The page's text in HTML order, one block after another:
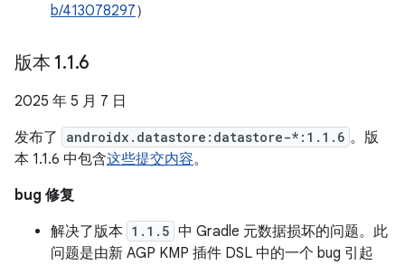
b/413078297）
版本 1.1.6
2025 年 5 月 7 日
发布了
androidx.datastore:datastore-*:1.1.6 。版
本 1.1.6 中包含这些提交内容。
bug 修复
解决了版本 1.1.5 中 Gradle 元数据损坏的问题。此
问题是由新 AGP KMP 插件 DSL 中的一个 bug 引起